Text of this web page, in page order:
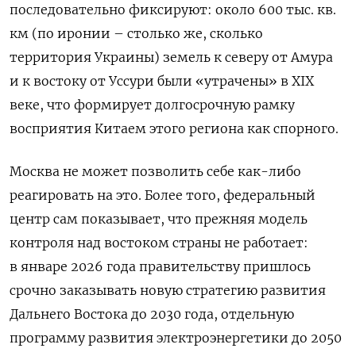
последовательно фиксируют: около 600 тыс. кв.
км (по иронии – столько же, сколько
территория Украины) земель к северу от Амура
и к востоку от Уссури были «утрачены» в ХІХ
веке, что формирует долгосрочную рамку
восприятия Китаем этого региона как спорного.
Москва не может позволить себе как-либо
реагировать на это. Более того, федеральный
центр сам показывает, что прежняя модель
контроля над востоком страны не работает:
в январе 2026 года правительству пришлось
срочно заказывать новую стратегию развития
Дальнего Востока до 2030 года, отдельную
программу развития электроэнергетики до 2050